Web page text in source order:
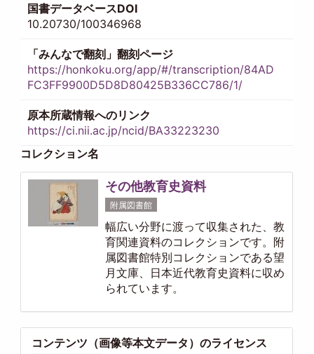
国書データベースDOI
10.20730/100346968
「みんなで翻刻」翻刻ページ
https://honkoku.org/app/#/transcription/84AD
FC3FF9900D5D8D80425B336CC786/1/
原本所蔵情報へのリンク
https://ci.nii.ac.jp/ncid/BA33223230
コレクション名
その他教育史資料
附属図書館
幅広い分野に渡って収集された、教
育関連資料のコレクションです。附
属図書館特別コレクションである望
月文庫、日本近代教育史資料に収め
られています。
コンテンツ（画像等本文データ）のライセンス